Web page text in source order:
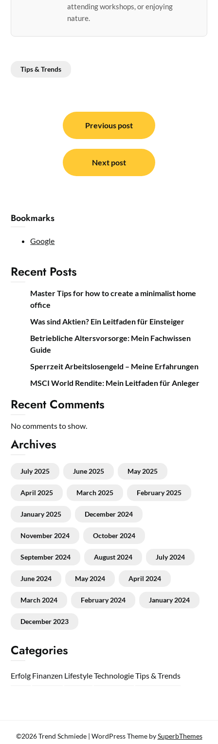
attending workshops, or enjoying
nature.
Tips & Trends
navigation
Previous post
Next post
Bookmarks
Google
Recent Posts
Master Tips for how to create a minimalist home
office
Was sind Aktien? Ein Leitfaden für Einsteiger
Betriebliche Altersvorsorge: Mein Fachwissen
Guide
Sperrzeit Arbeitslosengeld – Meine Erfahrungen
MSCI World Rendite: Mein Leitfaden für Anleger
Recent Comments
No comments to show.
Archives
July 2025 June 2025 May 2025
April 2025 March 2025 February 2025
January 2025 December 2024
November 2024 October 2024
September 2024 August 2024 July 2024
June 2024 May 2024 April 2024
March 2024 February 2024 January 2024
December 2023
Categories
Erfolg Finanzen LifestyleTechnologieTips & Trends
©2026 Trend Schmiede | WordPress Theme bySuperbThemes